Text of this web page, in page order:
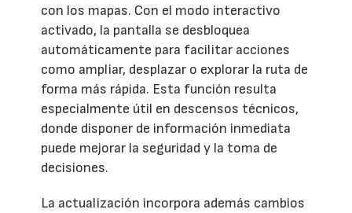
con los mapas. Con el modo interactivo
activado, la pantalla se desbloquea
automáticamente para facilitar acciones
como ampliar, desplazar o explorar la ruta de
forma más rápida. Esta función resulta
especialmente útil en descensos técnicos,
donde disponer de información inmediata
puede mejorar la seguridad y la toma de
decisiones.
La actualización incorpora además cambios